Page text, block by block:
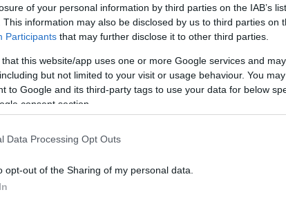
of your personal information by third parties on the IAB’s
This information may also be disclosed by us to third parties on
Participants that may further disclose it to other third parties.
that this website/app uses one or more Google services and
but not limited to your visit or usage behaviour. You
to Google and its third-party tags to use your data for below
consent section.
Data Processing Opt Outs
opt-out of the Sharing of my personal data.
ευρώ. Πρέπει να αναφέρουμε ότι
καταθέσει μερικά από τα πιο
κλάδου, τα οποία
σχήματα ΓΕΚ ΤΕΡΝΑ-ν ACC,
ΜΑΝ.
η συμφωνία για συνεργασία,